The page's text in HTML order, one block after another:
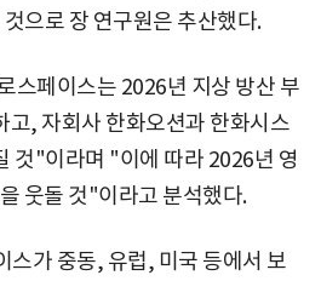
으로 장 연구원은 추산했다.
스페이스는 2026년 지상 방산 부
고, 자회사 한화오션과 한화시스
것"이라며 "이에 따라 2026년 영
웃돌 것"이라고 분석했다.
가 중동, 유럽, 미국 등에서 보